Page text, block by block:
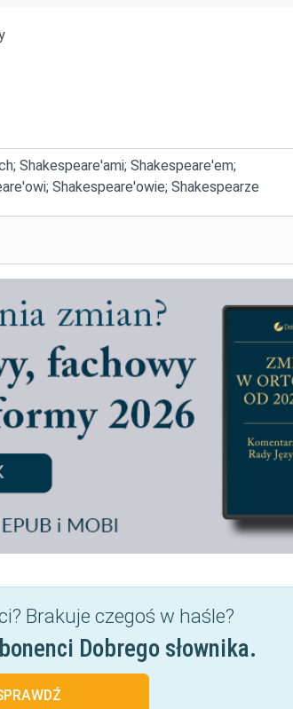
Shakespeare'ami; Shakespeare'em;
Shakespeare'owie; Shakespearze
Brakuje czegoś w haśle?
Dobrego słownika.